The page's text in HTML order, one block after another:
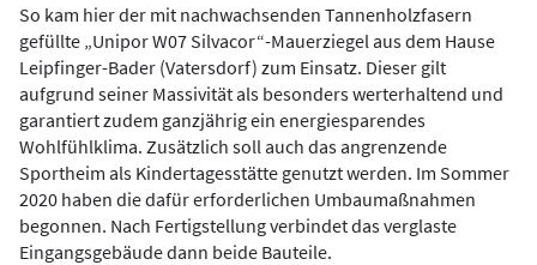
So kam hier der mit nachwachsenden Tannenholzfasern
gefüllte „Unipor W07 Silvacor“-Mauerziegel aus dem Hause
Leipfinger-Bader (Vatersdorf) zum Einsatz. Dieser gilt
aufgrund seiner Massivität als besonders werterhaltend und
garantiert zudem ganzjährig ein energiesparendes
Wohlfühlklima. Zusätzlich soll auch das angrenzende
Sportheim als Kindertagesstätte genutzt werden. Im Sommer
2020 haben die dafür erforderlichen Umbaumaßnahmen
begonnen. Nach Fertigstellung verbindet das verglaste
Eingangsgebäude dann beide Bauteile.